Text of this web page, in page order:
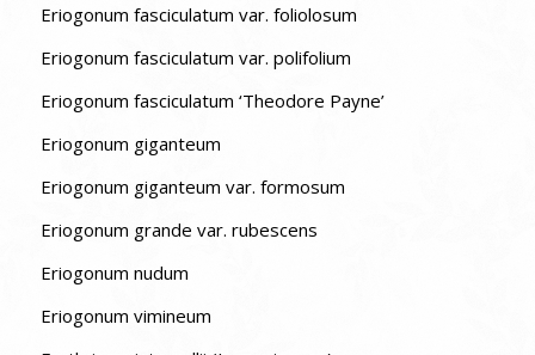
Eriogonum fasciculatum var. foliolosum
Eriogonum fasciculatum var. polifolium
Eriogonum fasciculatum ‘Theodore Payne’
Eriogonum giganteum
Eriogonum giganteum var. formosum
Eriogonum grande var. rubescens
Eriogonum nudum
Eriogonum vimineum